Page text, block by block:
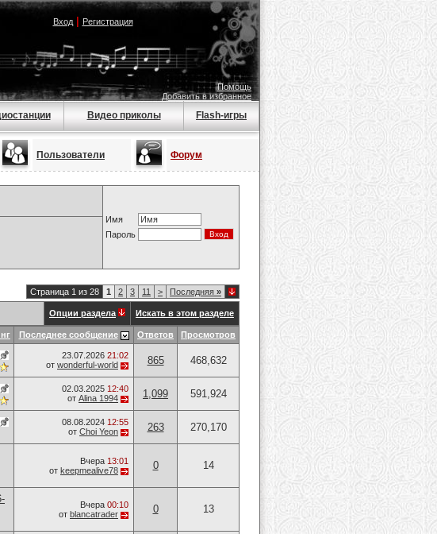
Вход| Регистрация
Помощь
Добавить в избранное
Видео приколы Flash-игры
Пользователи Форум
Имя
Пароль
Страница 1 из 28 1 2 3 11 > Последняя »
Опции раздела Искать в этом разделе
Последнее сообщение Ответов Просмотров
23.07.2026 21:02
от wonderful-world 865 468,632
02.03.2025 12:40
от Alina 1994 1,099 591,924
08.08.2024 12:55
от Choi Yeon 263 270,170
Вчера 13:01
от keepmealive78 0 14
Вчера 00:10
от blancatrader 0 13